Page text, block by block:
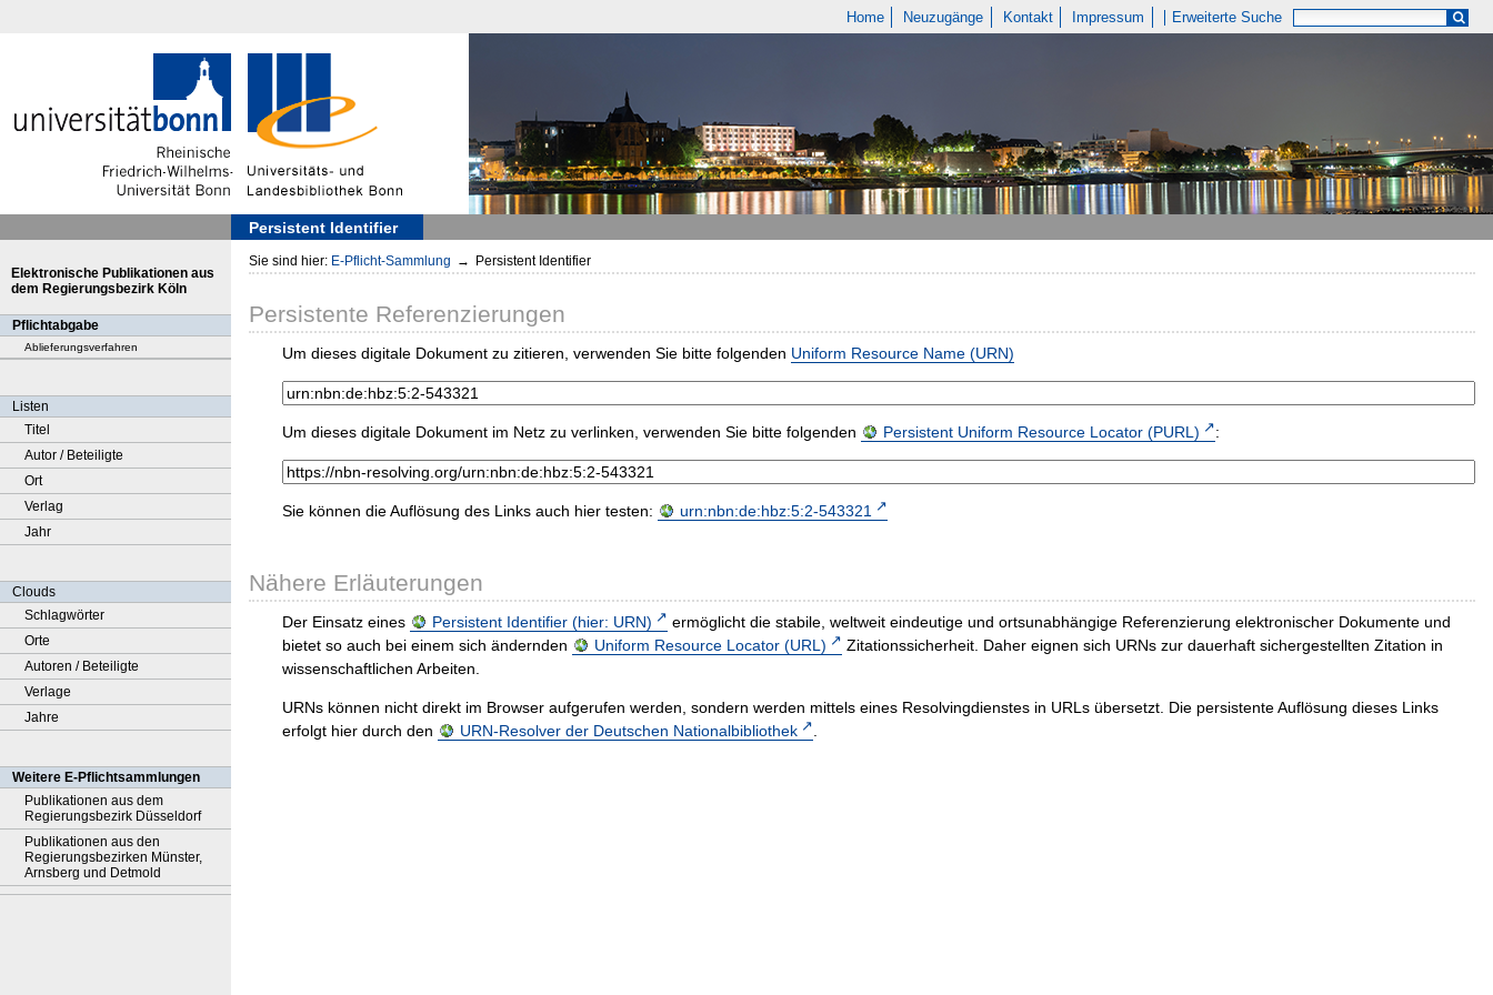
Home Neuzugänge Kontakt Impressum Erweiterte Suche
Persistent Identifier
Elektronische Publikationen aus
dem Regierungsbezirk Köln
Pflichtabgabe
Ablieferungsverfahren
Listen
Titel
Autor / Beteiligte
Ort
Verlag
Jahr
Clouds
Schlagwörter
Orte
Autoren / Beteiligte
Verlage
Jahre
Weitere E-Pflichtsammlungen
Publikationen aus dem
Regierungsbezirk Düsseldorf
Publikationen aus den
Regierungsbezirken Münster,
Arnsberg und Detmold
Sie sind hier: E-Pflicht-Sammlung → Persistent Identifier
Persistente Referenzierungen
Um dieses digitale Dokument zu zitieren, verwenden Sie bitte folgenden Uniform Resource Name (URN)
Um dieses digitale Dokument im Netz zu verlinken, verwenden Sie bitte folgenden Persistent Uniform Resource Locator (PURL) :
Sie können die Auflösung des Links auch hier testen: urn:nbn:de:hbz:5:2-543321
Nähere Erläuterungen
Der Einsatz eines Persistent Identifier (hier: URN)
ermöglicht die stabile, weltweit eindeutige und ortsunabhängige Referenzierung elektronischer Dokumente und
bietet so auch bei einem sich ändernden
Uniform Resource Locator (URL)
Zitationssicherheit. Daher eignen sich URNs zur dauerhaft sichergestellten Zitation in
wissenschaftlichen Arbeiten.
URNs können nicht direkt im Browser aufgerufen werden, sondern werden mittels eines Resolvingdienstes in URLs übersetzt. Die persistente Auflösung dieses Links
erfolgt hier durch den
URN-Resolver der Deutschen Nationalbibliothek .